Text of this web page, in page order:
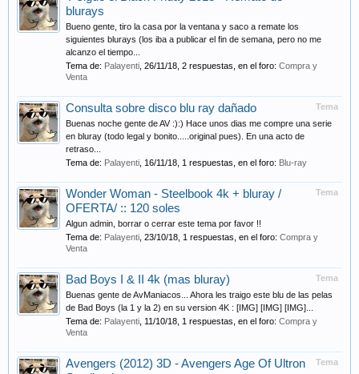
blurays
Bueno gente, tiro la casa por la ventana y saco a remate los
siguientes blurays (los iba a publicar el fin de semana, pero no me
alcanzo el tiempo...
Tema de: Palayenti 26/11/18 , 2 respuestas, en el foro: Compra y
Venta
Tema
Consulta sobre disco blu ray dañado
Buenas noche gente de AV :):) Hace unos dias me compre una serie
en bluray (todo legal y bonito.....original pues). En una acto de
retraso...
Tema de: Palayenti 16/11/18 , 1 respuestas, en el foro: Blu-ray
Tema
Wonder Woman - Steelbook 4k + bluray /
OFERTA/ :: 120 soles
Algun admin, borrar o cerrar este tema por favor !!
Tema de: Palayenti 23/10/18 , 1 respuestas, en el foro: Compra y
Venta
Tema
Bad Boys I & II 4k (mas bluray)
Buenas gente de AvManiacos... Ahora les traigo este blu de las pelas
de Bad Boys (la 1 y la 2) en su version 4K : [IMG] [IMG] [IMG]...
Tema de: Palayenti 11/10/18 , 1 respuestas, en el foro: Compra y
Venta
Tema
Avengers (2012) 3D - Avengers Age Of Ultron